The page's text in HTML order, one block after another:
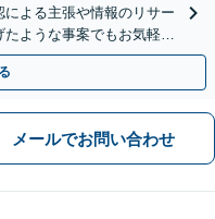
よる主張や情報のリサー
ような事案でもお気軽に
連れＯＫ】
メールでお問い合わせ